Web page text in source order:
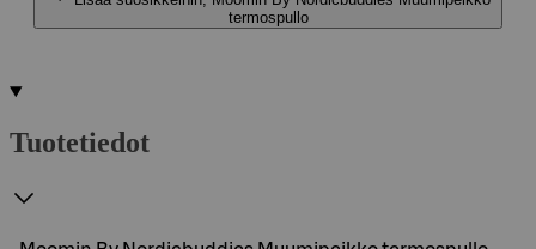
termospullo
Tuotetiedot